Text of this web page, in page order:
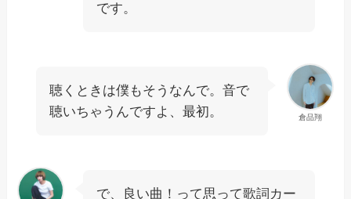
です。
倉品翔
聴くときは僕もそうなんで。音で
聴いちゃうんですよ、最初。
で、良い曲！って思って歌詞カー